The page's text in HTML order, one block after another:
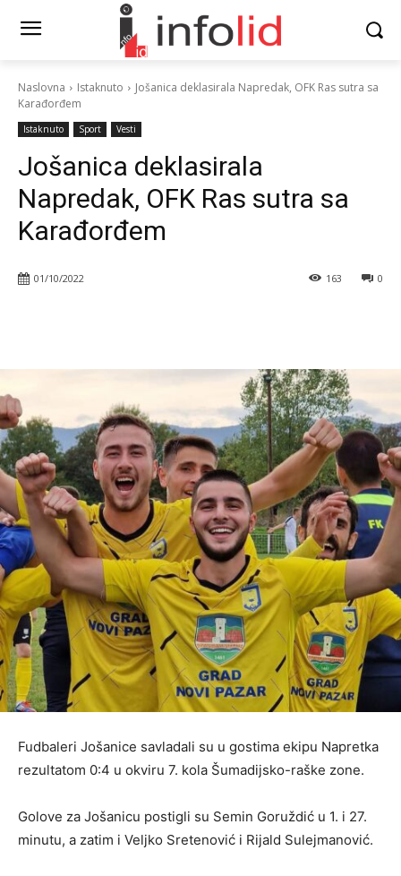
Naslovna Istaknuto
Jošanica deklasirala Napredak, OFK Ras sutra sa
Karađorđem
Istaknuto Sport Vesti
Jošanica deklasirala
Napredak, OFK Ras sutra sa
Karađorđem
01/10/2022 0
163
Fudbaleri Jošanice savladali su u gostima ekipu Napretka
rezultatom 0:4 u okviru 7. kola Šumadijsko-raške zone.
Golove za Jošanicu postigli su Semin Goruždić u 1. i 27.
minutu, a zatim i Veljko Sretenović i Rijald Sulejmanović.